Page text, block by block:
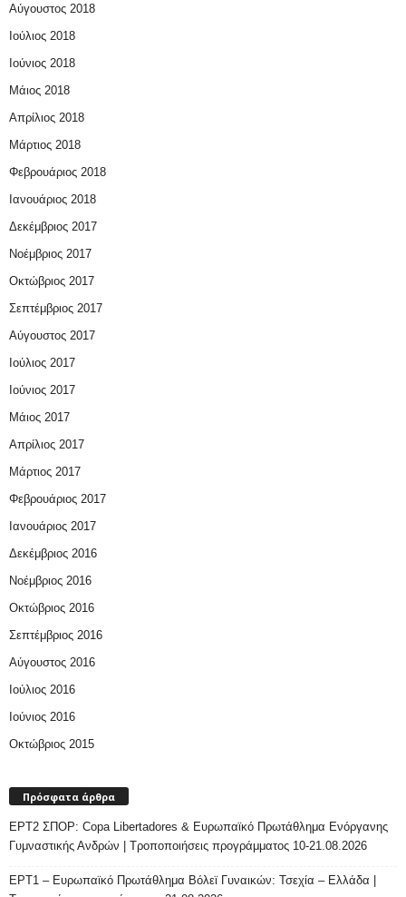
Αύγουστος 2018
Ιούλιος 2018
Ιούνιος 2018
Μάιος 2018
Απρίλιος 2018
Μάρτιος 2018
Φεβρουάριος 2018
Ιανουάριος 2018
Δεκέμβριος 2017
Νοέμβριος 2017
Οκτώβριος 2017
Σεπτέμβριος 2017
Αύγουστος 2017
Ιούλιος 2017
Ιούνιος 2017
Μάιος 2017
Απρίλιος 2017
Μάρτιος 2017
Φεβρουάριος 2017
Ιανουάριος 2017
Δεκέμβριος 2016
Νοέμβριος 2016
Οκτώβριος 2016
Σεπτέμβριος 2016
Αύγουστος 2016
Ιούλιος 2016
Ιούνιος 2016
Οκτώβριος 2015
Πρόσφατα άρθρα
ΕΡΤ2 ΣΠΟΡ: Copa Libertadores & Ευρωπαϊκό Πρωτάθλημα Ενόργανης
Γυμναστικής Ανδρών | Τροποποιήσεις προγράμματος 10-21.08.2026
ΕΡΤ1 – Ευρωπαϊκό Πρωτάθλημα Βόλεϊ Γυναικών: Τσεχία – Ελλάδα |